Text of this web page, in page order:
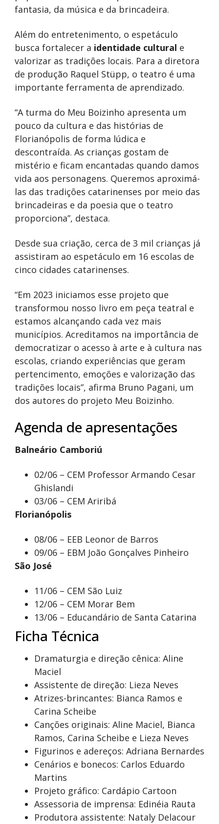
fantasia, da música e da brincadeira.
Além do entretenimento, o espetáculo
busca fortalecer a identidade cultural e
valorizar as tradições locais. Para a diretora
de produção Raquel Stüpp, o teatro é uma
importante ferramenta de aprendizado.
“A turma do Meu Boizinho apresenta um
pouco da cultura e das histórias de
Florianópolis de forma lúdica e
descontraída. As crianças gostam de
mistério e ficam encantadas quando damos
vida aos personagens. Queremos aproximá-
las das tradições catarinenses por meio das
brincadeiras e da poesia que o teatro
proporciona”, destaca.
Desde sua criação, cerca de 3 mil crianças já
assistiram ao espetáculo em 16 escolas de
cinco cidades catarinenses.
“Em 2023 iniciamos esse projeto que
transformou nosso livro em peça teatral e
estamos alcançando cada vez mais
municípios. Acreditamos na importância de
democratizar o acesso à arte e à cultura nas
escolas, criando experiências que geram
pertencimento, emoções e valorização das
tradições locais”, afirma Bruno Pagani, um
dos autores do projeto Meu Boizinho.
Agenda de apresentações
Balneário Camboriú
02/06 – CEM Professor Armando Cesar
Ghislandi
03/06 – CEM Ariribá
Florianópolis
08/06 – EEB Leonor de Barros
09/06 – EBM João Gonçalves Pinheiro
São José
11/06 – CEM São Luiz
12/06 – CEM Morar Bem
13/06 – Educandário de Santa Catarina
Ficha Técnica
Dramaturgia e direção cênica: Aline
Maciel
Assistente de direção: Lieza Neves
Atrizes-brincantes: Bianca Ramos e
Carina Scheibe
Canções originais: Aline Maciel, Bianca
Ramos, Carina Scheibe e Lieza Neves
Figurinos e adereços: Adriana Bernardes
Cenários e bonecos: Carlos Eduardo
Martins
Projeto gráfico: Cardápio Cartoon
Assessoria de imprensa: Edinéia Rauta
Produtora assistente: Nataly Delacour